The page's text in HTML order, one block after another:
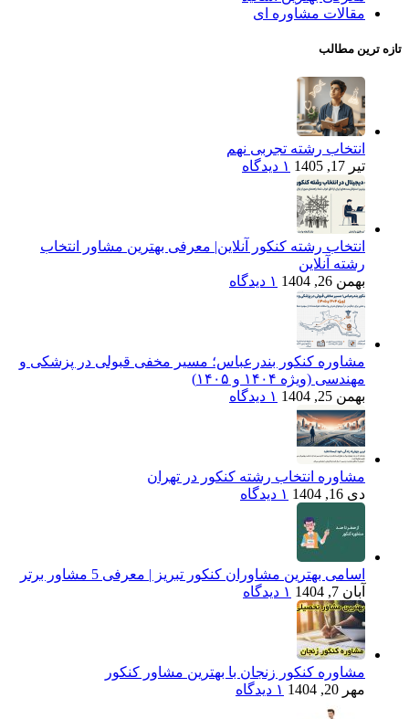
مقالات مشاوره ای
تازه ترین مطالب
انتخاب رشته تجربی نهم
تیر 17, 1405
۱ دیدگاه
انتخاب رشته کنکور آنلاین| معرفی بهترین مشاور انتخاب
رشته آنلاین
بهمن 26, 1404
۱ دیدگاه
مشاوره کنکور بندرعباس؛ مسیر مخفی قبولی در پزشکی و
مهندسی (ویژه ۱۴۰۴ و ۱۴۰۵)
بهمن 25, 1404
۱ دیدگاه
مشاوره انتخاب رشته کنکور در تهران
دی 16, 1404
۱ دیدگاه
اسامی بهترین مشاوران کنکور تبریز | معرفی 5 مشاور برتر
آبان 7, 1404
۱ دیدگاه
مشاوره کنکور زنجان با بهترین مشاور کنکور
مهر 20, 1404
۱ دیدگاه